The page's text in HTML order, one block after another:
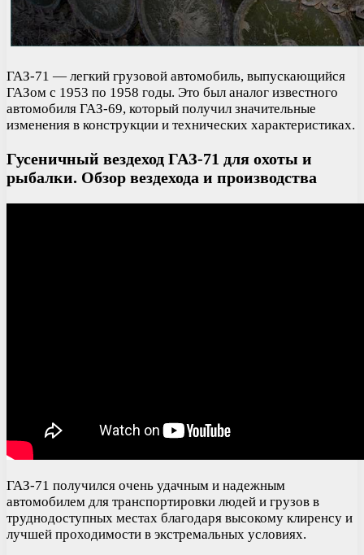
ГАЗ-71 — легкий грузовой автомобиль, выпускающийся
ГАЗом с 1953 по 1958 годы. Это был аналог известного
автомобиля ГАЗ-69, который получил значительные
изменения в конструкции и технических характеристиках.
Гусеничный вездеход ГАЗ-71 для охоты и
рыбалки. Обзор вездехода и производства
ГАЗ-71 получился очень удачным и надежным
автомобилем для транспортировки людей и грузов в
труднодоступных местах благодаря высокому клиренсу и
лучшей проходимости в экстремальных условиях.